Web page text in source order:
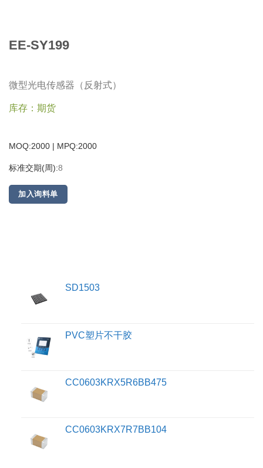
EE-SY199
微型光电传感器（反射式）
库存：期货
MOQ:2000 | MPQ:2000
标准交期(周):8
加入询料单
SD1503
PVC塑片不干胶
CC0603KRX5R6BB475
CC0603KRX7R7BB104